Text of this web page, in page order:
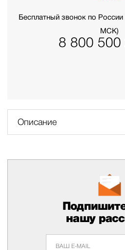
Бесплатный звонок по России
МСК)
8 800 500
Описание
нашу